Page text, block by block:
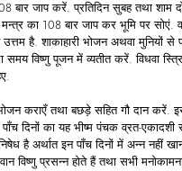
बार जाप करें. प्रतिदिन सुबह तथा शाम
का 108 बार जाप कर भूमि पर सोएं.
है. शाकाहारी भोजन अथवा मुनियों से
समय विष्णु पूजन में व्यतीत करें. विधवा
कराएँ तथा बछड़े सहित गौ दान करें.
दिनों का यह भीष्म पंचक व्रत-एकादशी
है अर्थात इन पाँच दिनों में अन्न नहीं
विष्णु प्रसन्न होते हैं तथा सभी